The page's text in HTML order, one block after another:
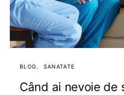
BLOG SANATATE
Când ai nevoie de